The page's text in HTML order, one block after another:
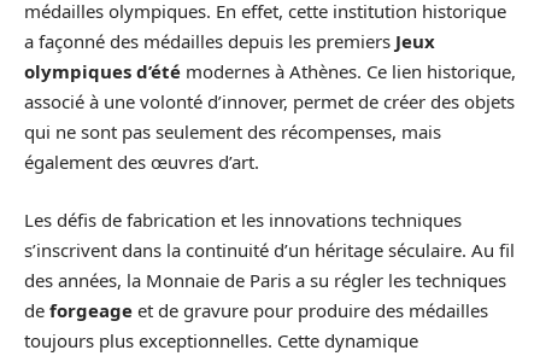
médailles olympiques. En effet, cette institution historique
a façonné des médailles depuis les premiers Jeux
olympiques d’été modernes à Athènes. Ce lien historique,
associé à une volonté d’innover, permet de créer des objets
qui ne sont pas seulement des récompenses, mais
également des œuvres d’art.
Les défis de fabrication et les innovations techniques
s’inscrivent dans la continuité d’un héritage séculaire. Au fil
des années, la Monnaie de Paris a su régler les techniques
de forgeage et de gravure pour produire des médailles
toujours plus exceptionnelles. Cette dynamique